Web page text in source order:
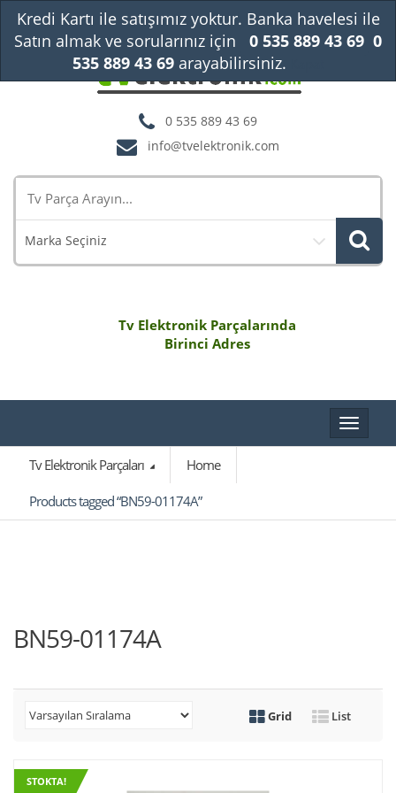
0 535 889 43 69
info@tvelektronik.com
Marka Seçiniz
Tv Elektronik Parçalarında
Birinci Adres
Toggle
Tv Elektronik Parçaları
Home
Products tagged “BN59-01174A”
BN59-01174A
Grid List
STOKTA!
Kredi Kartı ile satışımız yoktur. Banka havelesi ile
Satın almak ve sorularınız için
0 535 889 43 69 0
535 889 43 69arayabilirsiniz.